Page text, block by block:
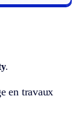
.
en travaux